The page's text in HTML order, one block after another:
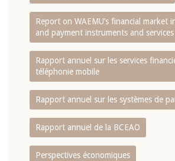
Report on WAEMU’s financial market
and payment instruments and services
Rapport annuel sur les services
téléphonie mobile
Rapport annuel sur les systèmes de
Rapport annuel de la BCEAO
Perspectives économiques